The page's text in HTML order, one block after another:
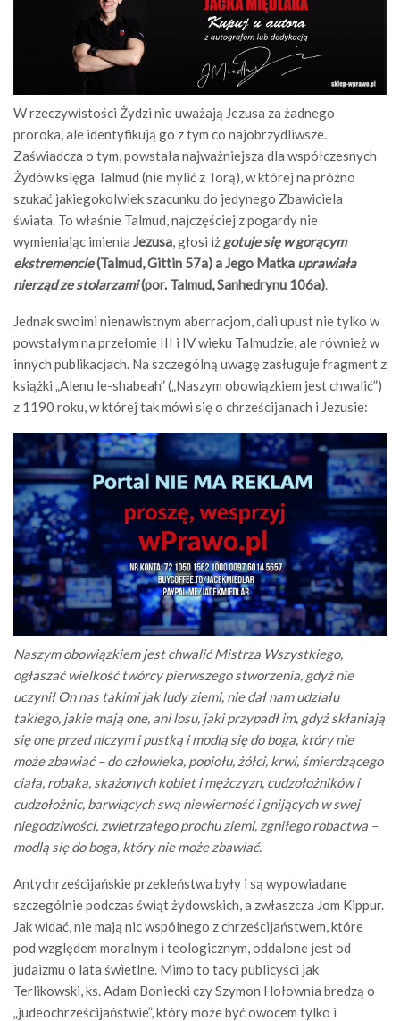
W rzeczywistości Żydzi nie uważają Jezusa za żadnego
proroka, ale identyfikują go z tym co najobrzydliwsze.
Zaświadcza o tym, powstała najważniejsza dla współczesnych
Żydów księga Talmud (nie mylić z Torą), w której na próżno
szukać jakiegokolwiek szacunku do jedynego Zbawiciela
świata. To właśnie Talmud, najczęściej z pogardy nie
wymieniając imienia Jezusa, głosi iż gotuje się w gorącym
ekstremencie(Talmud, Gittin 57a) a Jego Matka uprawiała
nierząd ze stolarzami(por. Talmud, Sanhedrynu 106a).
Jednak swoimi nienawistnym aberracjom, dali upust nie tylko w
powstałym na przełomie III i IV wieku Talmudzie, ale również w
innych publikacjach. Na szczególną uwagę zasługuje fragment z
książki „Alenu le-shabeah” („Naszym obowiązkiem jest chwalić”)
z 1190 roku, w której tak mówi się o chrześcijanach i Jezusie:
Naszym obowiązkiem jest chwalić Mistrza Wszystkiego,
ogłaszać wielkość twórcy pierwszego stworzenia, gdyż nie
uczynił On nas takimi jak ludy ziemi, nie dał nam udziału
takiego, jakie mają one, ani losu, jaki przypadł im, gdyż skłaniają
się one przed niczym i pustką i modlą się do boga, który nie
może zbawiać – do człowieka, popiołu, żółci, krwi, śmierdzącego
ciała, robaka, skażonych kobiet i mężczyzn, cudzołożników i
cudzołożnic, barwiących swą niewierność i gnijących w swej
niegodziwości, zwietrzałego prochu ziemi, zgniłego robactwa –
modlą się do boga, który nie może zbawiać.
Antychrześcijańskie przekleństwa były i są wypowiadane
szczególnie podczas świąt żydowskich, a zwłaszcza Jom Kippur.
Jak widać, nie mają nic wspólnego z chrześcijaństwem, które
pod względem moralnym i teologicznym, oddalone jest od
judaizmu o lata świetlne. Mimo to tacy publicyści jak
Terlikowski, ks. Adam Boniecki czy Szymon Hołownia bredzą o
„judeochrześcijaństwie”, który może być owocem tylko i